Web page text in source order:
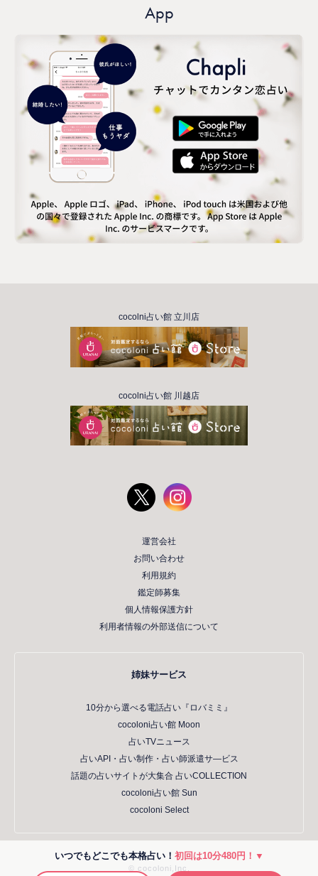
いつでもどこでも本格占い！ 初回は10分480円！▼
App
cocolni占い館 立川店
cocolni占い館 川越店
運営会社
お問い合わせ
利用規約
鑑定師募集
個人情報保護方針
利用者情報の外部送信について
姉妹サービス
10分から選べる電話占い『ロバミミ』
cocoloni占い館 Moon
占いTVニュース
占いAPI・占い制作・占い師派遣サ―ビス
話題の占いサイトが大集合 占いCOLLECTION
cocoloni占い館 Sun
cocoloni Select
© cocoloni,Inc.